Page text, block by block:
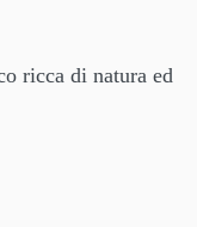
ricca di natura ed